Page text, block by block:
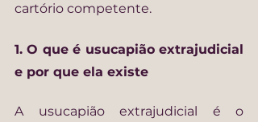
cartório competente.
1. O que é usucapião extrajudicial
e por que ela existe
A usucapião extrajudicial é o